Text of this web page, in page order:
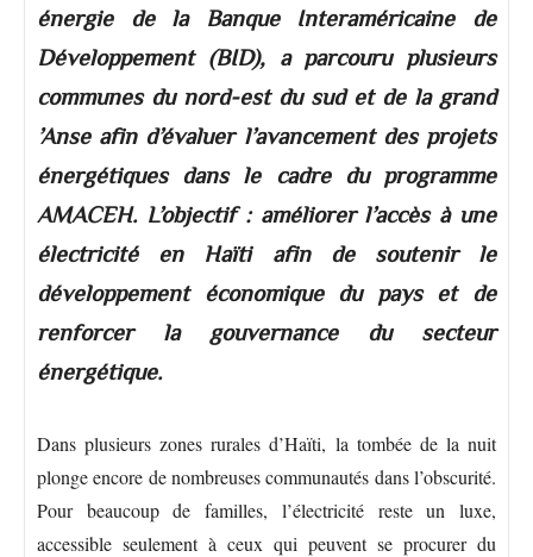
énergie de la Banque Interaméricaine de
Développement (BID), a parcouru plusieurs
communes du nord-est du sud et de la grand
’Anse afin d’évaluer l’avancement des projets
énergétiques dans le cadre du programme
AMACEH. L’objectif : améliorer l’accès à une
électricité en Haïti afin de soutenir le
développement économique du pays et de
renforcer la gouvernance du secteur
énergétique.
Dans plusieurs zones rurales d’Haïti, la tombée de la nuit
plonge encore de nombreuses communautés dans l’obscurité.
Pour beaucoup de familles, l’électricité reste un luxe,
accessible seulement à ceux qui peuvent se procurer du